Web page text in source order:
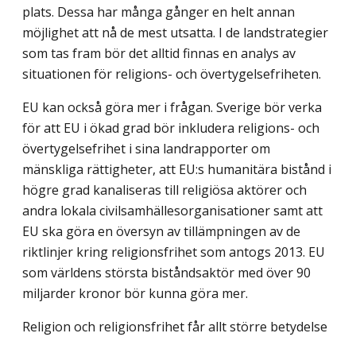
plats. Dessa har många gånger en helt annan
möjlighet att nå de mest utsatta. I de landstrategier
som tas fram bör det alltid finnas en analys av
situationen för religions- och övertygelsefriheten.
EU kan också göra mer i frågan. Sverige bör verka
för att EU i ökad grad bör inklu­dera religions- och
övertygelsefrihet i sina landrapporter om
mänskliga rättigheter, att EU:s humanitära bistånd i
högre grad kanaliseras till religiösa aktörer och
andra lokala civilsamhällesorganisationer samt att
EU ska göra en översyn av tillämpningen av de
riktlinjer kring religionsfrihet som antogs 2013. EU
som världens största biståndsaktör med över 90
miljarder kronor bör kunna göra mer.
Religion och religionsfrihet får allt större betydelse